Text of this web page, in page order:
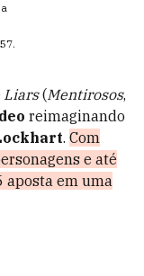
.
Liars(Mentirosos,
reimaginando
. Com
e até
aposta em uma